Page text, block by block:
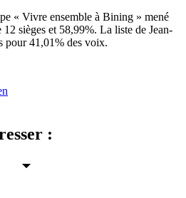
« Vivre ensemble à Bining » mené
sièges et 58,99%. La liste de Jean-
pour 41,01% des voix.
: